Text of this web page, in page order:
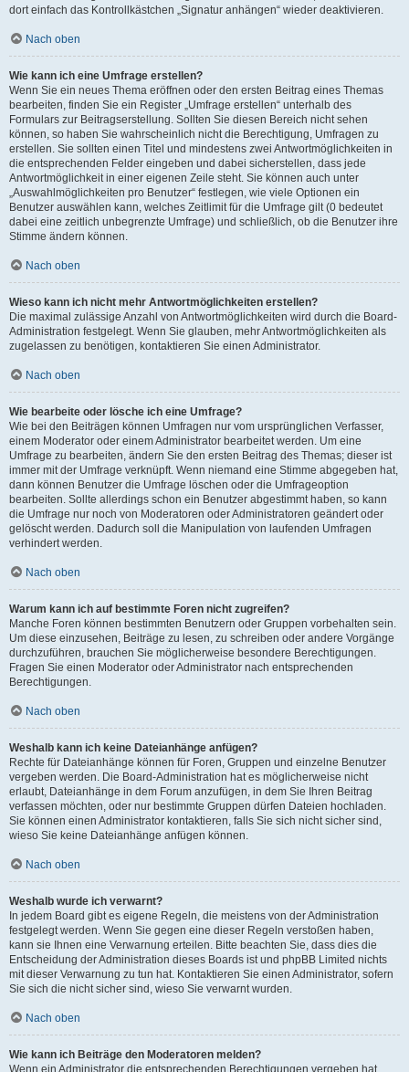
dort einfach das Kontrollkästchen „Signatur anhängen“ wieder deaktivieren.
Nach oben
Wie kann ich eine Umfrage erstellen?
Wenn Sie ein neues Thema eröffnen oder den ersten Beitrag eines Themas
bearbeiten, finden Sie ein Register „Umfrage erstellen“ unterhalb des
Formulars zur Beitragserstellung. Sollten Sie diesen Bereich nicht sehen
können, so haben Sie wahrscheinlich nicht die Berechtigung, Umfragen zu
erstellen. Sie sollten einen Titel und mindestens zwei Antwortmöglichkeiten in
die entsprechenden Felder eingeben und dabei sicherstellen, dass jede
Antwortmöglichkeit in einer eigenen Zeile steht. Sie können auch unter
„Auswahlmöglichkeiten pro Benutzer“ festlegen, wie viele Optionen ein
Benutzer auswählen kann, welches Zeitlimit für die Umfrage gilt (0 bedeutet
dabei eine zeitlich unbegrenzte Umfrage) und schließlich, ob die Benutzer ihre
Stimme ändern können.
Nach oben
Wieso kann ich nicht mehr Antwortmöglichkeiten erstellen?
Die maximal zulässige Anzahl von Antwortmöglichkeiten wird durch die Board-
Administration festgelegt. Wenn Sie glauben, mehr Antwortmöglichkeiten als
zugelassen zu benötigen, kontaktieren Sie einen Administrator.
Nach oben
Wie bearbeite oder lösche ich eine Umfrage?
Wie bei den Beiträgen können Umfragen nur vom ursprünglichen Verfasser,
einem Moderator oder einem Administrator bearbeitet werden. Um eine
Umfrage zu bearbeiten, ändern Sie den ersten Beitrag des Themas; dieser ist
immer mit der Umfrage verknüpft. Wenn niemand eine Stimme abgegeben hat,
dann können Benutzer die Umfrage löschen oder die Umfrageoption
bearbeiten. Sollte allerdings schon ein Benutzer abgestimmt haben, so kann
die Umfrage nur noch von Moderatoren oder Administratoren geändert oder
gelöscht werden. Dadurch soll die Manipulation von laufenden Umfragen
verhindert werden.
Nach oben
Warum kann ich auf bestimmte Foren nicht zugreifen?
Manche Foren können bestimmten Benutzern oder Gruppen vorbehalten sein.
Um diese einzusehen, Beiträge zu lesen, zu schreiben oder andere Vorgänge
durchzuführen, brauchen Sie möglicherweise besondere Berechtigungen.
Fragen Sie einen Moderator oder Administrator nach entsprechenden
Berechtigungen.
Nach oben
Weshalb kann ich keine Dateianhänge anfügen?
Rechte für Dateianhänge können für Foren, Gruppen und einzelne Benutzer
vergeben werden. Die Board-Administration hat es möglicherweise nicht
erlaubt, Dateianhänge in dem Forum anzufügen, in dem Sie Ihren Beitrag
verfassen möchten, oder nur bestimmte Gruppen dürfen Dateien hochladen.
Sie können einen Administrator kontaktieren, falls Sie sich nicht sicher sind,
wieso Sie keine Dateianhänge anfügen können.
Nach oben
Weshalb wurde ich verwarnt?
In jedem Board gibt es eigene Regeln, die meistens von der Administration
festgelegt werden. Wenn Sie gegen eine dieser Regeln verstoßen haben,
kann sie Ihnen eine Verwarnung erteilen. Bitte beachten Sie, dass dies die
Entscheidung der Administration dieses Boards ist und phpBB Limited nichts
mit dieser Verwarnung zu tun hat. Kontaktieren Sie einen Administrator, sofern
Sie sich die nicht sicher sind, wieso Sie verwarnt wurden.
Nach oben
Wie kann ich Beiträge den Moderatoren melden?
Wenn ein Administrator die entsprechenden Berechtigungen vergeben hat,